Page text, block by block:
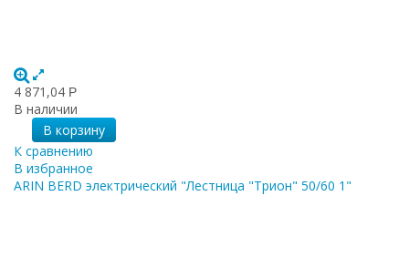
4 871,04 Р
В наличии
В корзину
К сравнению
В избранное
ARIN BERD электрический "Лестница "Трион" 50/60 1"